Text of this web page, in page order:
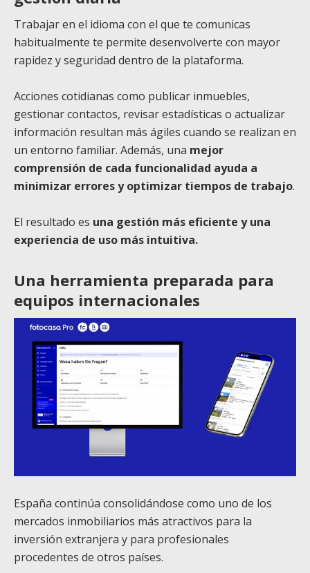
Trabajar en el idioma con el que te comunicas
habitualmente te permite desenvolverte con mayor
rapidez y seguridad dentro de la plataforma.
Acciones cotidianas como publicar inmuebles,
gestionar contactos, revisar estadísticas o actualizar
información resultan más ágiles cuando se realizan en
un entorno familiar. Además, una mejor
comprensión de cada funcionalidad ayuda a
minimizar errores y optimizar tiempos de trabajo.
El resultado es una gestión más eficiente y una
experiencia de uso más intuitiva.
Una herramienta preparada para
equipos internacionales
España continúa consolidándose como uno de los
mercados inmobiliarios más atractivos para la
inversión extranjera y para profesionales
procedentes de otros países.